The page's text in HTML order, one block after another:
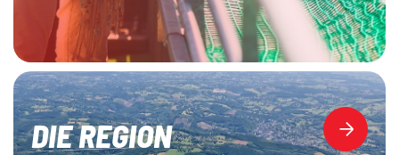
DIE REGION